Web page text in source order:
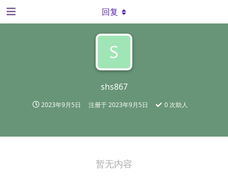
S
shs867
2023年9月5日 注册于2023年9月5日 0 次助人
回复
暂无内容